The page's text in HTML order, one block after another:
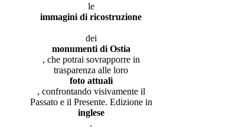
le
immagini di ricostruzione
dei
monumenti di Ostia
, che potrai sovrapporre in
trasparenza alle loro
foto attuali
, confrontando visivamente il
Passato e il Presente. Edizione in
inglese
.